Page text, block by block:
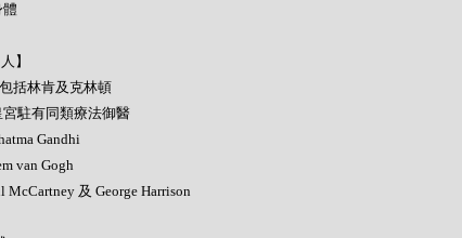
】
括林肯及克林頓
駐有同類療法御醫
Gandhi
van Gogh
及 George Harrison